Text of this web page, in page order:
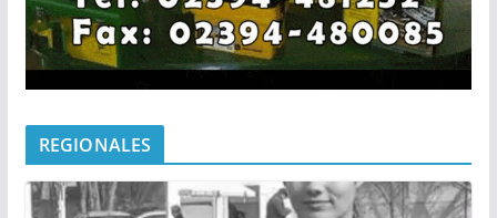
REGIONALES